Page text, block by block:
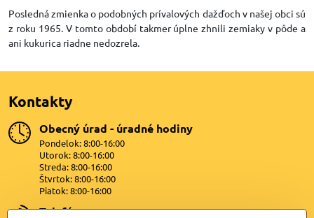
Posledná zmienka o podobných prívalových dažďoch v našej obci sú
z roku 1965. V tomto období takmer úplne zhnili zemiaky v pôde a
ani kukurica riadne nedozrela.
Kontakty
Obecný úrad - úradné hodiny
Pondelok: 8:00-16:00
Utorok: 8:00-16:00
Streda: 8:00-16:00
Štvrtok: 8:00-16:00
Piatok: 8:00-16:00
Telefón